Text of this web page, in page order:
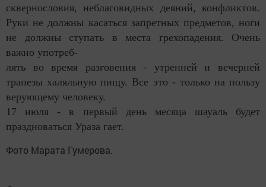
сквернословия, неблаговидных деяний, конфликтов.
Руки не должны касаться запретных предметов, ноги
не должны ступать в места грехопадения. Очень
важно употреб-
лять во время разговения - утренней и вечерней
трапезы халяльную пищу. Все это - только на пользу
верующему человеку.
17 июля - в первый день месяца шауаль будет
праздноваться Ураза гает.
Фото Марата Гумерова.